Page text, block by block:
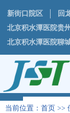
新街口院区 回
北京积水潭医院贵
北京积水潭医院聊
当前位置： 首页 >>